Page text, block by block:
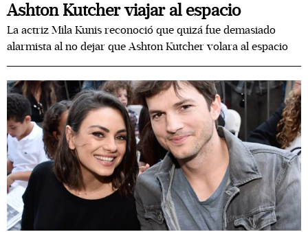
Ashton Kutcher viajar al espacio
La actriz Mila Kunis reconoció que quizá fue demasiado
alarmista al no dejar que Ashton Kutcher volara al espacio